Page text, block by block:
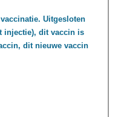
Uitgesloten
injectie), dit vaccin is
dit nieuwe vaccin